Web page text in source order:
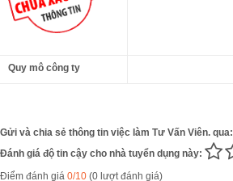
Quy mô công ty
Gửi và chia sẻ thông tin việc làm Tư Vấn Viên. qua:
Đánh giá độ tin cậy cho nhà tuyển dụng này:
Điểm đánh giá 0/10 (0 lượt đánh giá)